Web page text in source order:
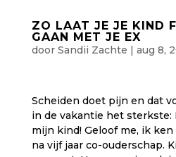
ZO LAAT JE JE KIND
GAAN MET JE EX
door Sandii Zachte | aug 8,
Scheiden doet pijn en dat
in de vakantie het sterkste:
mijn kind! Geloof me, ik
na vijf jaar co-ouderschap.